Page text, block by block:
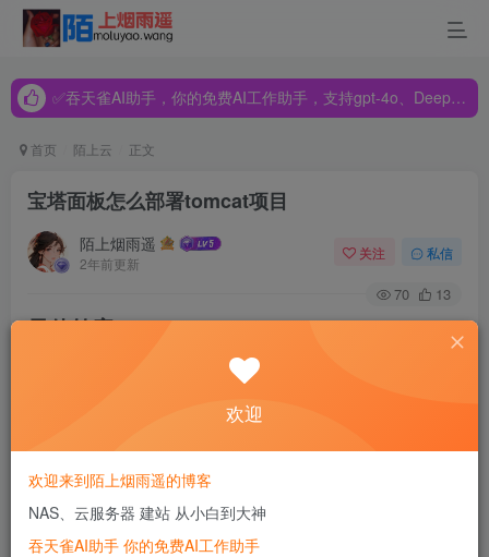
✅吞天雀AI助手，你的免费AI工作助手，支持gpt-4o、DeepSeek、Claude🔥🔥🔥🔥
✅吞天雀AI助手，你的免费AI工作助手，支持gpt-4o、DeepSeek、Claude🔥🔥🔥🔥
首页 陌上云 正文
宝塔面板怎么部署tomcat项目
陌上烟雨遥
2年前更新
关注 私信
70 13
最佳答案
宝塔面板（BT Panel）是一款简单易用的服务器管理面板，
它提供了丰富的功能和操作界面，使得服务器的管理和部署
变得更加简便和高效。本文将介绍如何使用宝塔面板来部署
Tomcat项目。
步骤一：安装宝塔面板
欢迎
欢迎来到陌上烟雨遥的博客
NAS、云服务器 建站 从小白到大神
吞天雀AI助手 你的免费AI工作助手